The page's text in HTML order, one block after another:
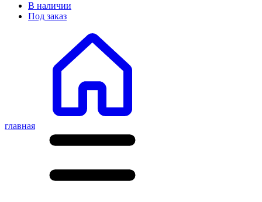
В наличии
Под заказ
главная